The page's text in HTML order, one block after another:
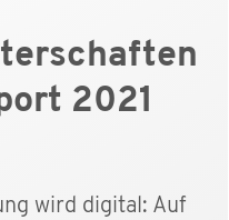
2021
wird digital: Auf